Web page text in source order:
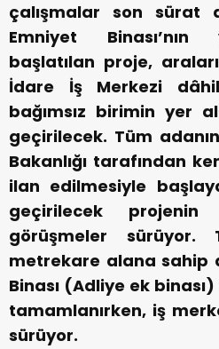
çalışmalar son sürat
Emniyet Binası’nın
başlatılan proje,
İdare İş Merkezi
bağımsız birimin yer
geçirilecek. Tüm
Bakanlığı tarafından
ilan edilmesiyle
geçirilecek projenin
görüşmeler
metrekare alana sahip
Binası (Adliye ek binası)
tamamlanırken, iş
sürüyor.